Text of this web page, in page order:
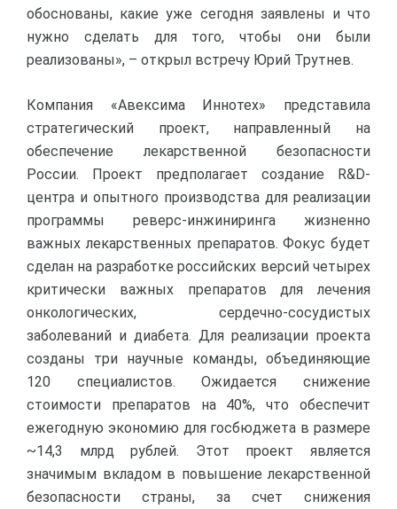
обоснованы, какие уже сегодня заявлены и что
нужно сделать для того, чтобы они были
реализованы», – открыл встречу Юрий Трутнев.
Компания «Авексима Иннотех» представила
стратегический проект, направленный на
обеспечение лекарственной безопасности
России. Проект предполагает создание R&D-
центра и опытного производства для реализации
программы реверс-инжиниринга жизненно
важных лекарственных препаратов. Фокус будет
сделан на разработке российских версий четырех
критически важных препаратов для лечения
онкологических, сердечно-сосудистых
заболеваний и диабета. Для реализации проекта
созданы три научные команды, объединяющие
120 специалистов. Ожидается снижение
стоимости препаратов на 40%, что обеспечит
ежегодную экономию для госбюджета в размере
~14,3 млрд рублей. Этот проект является
значимым вкладом в повышение лекарственной
безопасности страны, за счет снижения